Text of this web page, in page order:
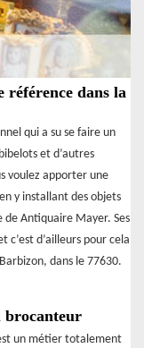
dans la
qui a su se faire un
et d’autres
voulez apporter une
y installant des objets
Antiquaire Mayer. Ses
d’ailleurs pour cela
dans le 77630.
un métier totalement